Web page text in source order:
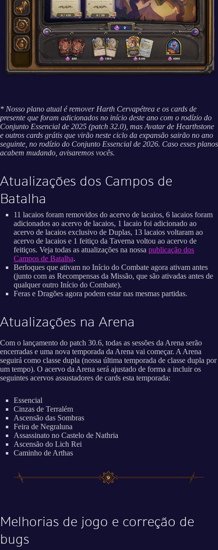
* Nosso plano atual é remover Harth Cervapétrea e os cards de
presente que foram adicionados no início deste ano com o rodízio do
Conjunto Essencial de 2025 (patch 32.0), mas Avatar de Hearthstone
e outros cards grátis que virão neste ciclo da expansão sairão no ano
seguinte, no rodízio do Conjunto Essencial de 2026. Caso esses planos
acabem mudando, avisaremos vocês.
Atualizações dos Campos de
Batalha
11 lacaios foram removidos do acervo de lacaios, 6 lacaios foram
adicionados ao acervo de lacaios, 1 lacaio foi adicionado ao
acervo de lacaios exclusivo de Duplas, 13 lacaios voltaram ao
acervo de lacaios e 1 feitiço da Taverna voltou ao acervo de
feitiços. Veja todas as atualizações na nossa publicação dos
Campos de Batalha.
Berloques que ativam no Início do Combate agora ativam antes
(junto com as Recompensas da Missão, que são ativadas antes de
qualquer outro Início do Combate).
Feras e Dragões agora podem estar nas mesmas partidas.
Atualizações na Arena
Com o lançamento do patch 30.6, todas as sessões da Arena serão
encerradas e uma nova temporada da Arena vai começar. A Arena
seguirá como classe dupla (nossa última temporada de classe dupla por
um tempo). O acervo da Arena será ajustado de forma a incluir os
seguintes acervos assustadores de cards esta temporada:
Essencial
Cinzas de Terralém
Ascensão das Sombras
Feira de Negraluna
Assassinato no Castelo de Nathria
Ascensão do Lich Rei
Caminho de Arthas
Melhorias de jogo e correção de
bugs